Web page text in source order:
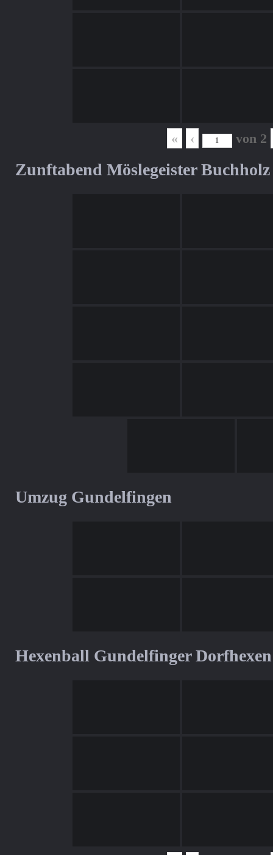
« ‹ von 2
Zunftabend Möslegeister Buchholz
Umzug Gundelfingen
Hexenball Gundelfinger Dorfhexen